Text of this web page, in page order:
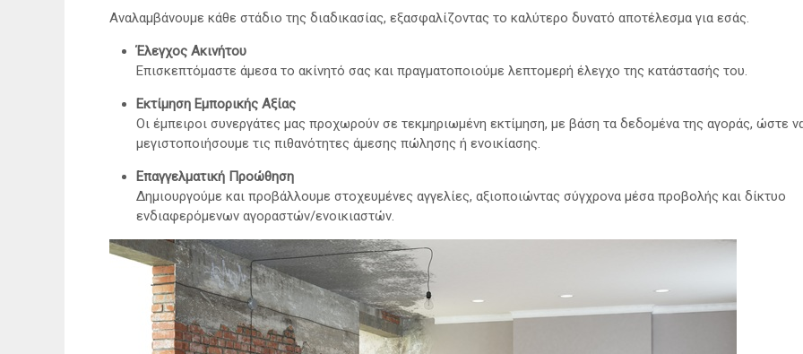
Αναλαμβάνουμε κάθε στάδιο της διαδικασίας, εξασφαλίζοντας το καλύτερο δυνατό αποτέλεσμα για εσάς.
Έλεγχος Ακινήτου
Επισκεπτόμαστε άμεσα το ακίνητό σας και πραγματοποιούμε λεπτομερή έλεγχο της κατάστασής του.
Εκτίμηση Εμπορικής Αξίας
Οι έμπειροι συνεργάτες μας προχωρούν σε τεκμηριωμένη εκτίμηση, με βάση τα δεδομένα της αγοράς, ώστε
μεγιστοποιήσουμε τις πιθανότητες άμεσης πώλησης ή ενοικίασης.
Επαγγελματική Προώθηση
Δημιουργούμε και προβάλλουμε στοχευμένες αγγελίες, αξιοποιώντας σύγχρονα μέσα προβολής και δίκτυο
ενδιαφερόμενων αγοραστών/ενοικιαστών.